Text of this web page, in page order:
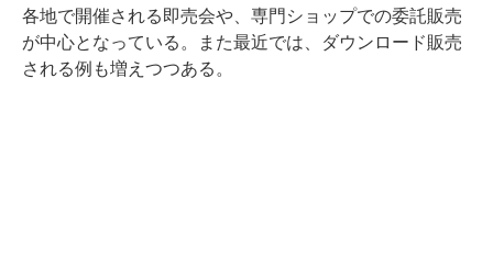
各地で開催される即売会や、専門ショップでの委託販売
が中心となっている。また最近では、ダウンロード販売
される例も増えつつある。